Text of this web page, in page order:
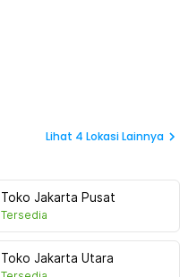
Lihat 4 Lokasi Lainnya
Toko Jakarta Pusat
Tersedia
Toko Jakarta Utara